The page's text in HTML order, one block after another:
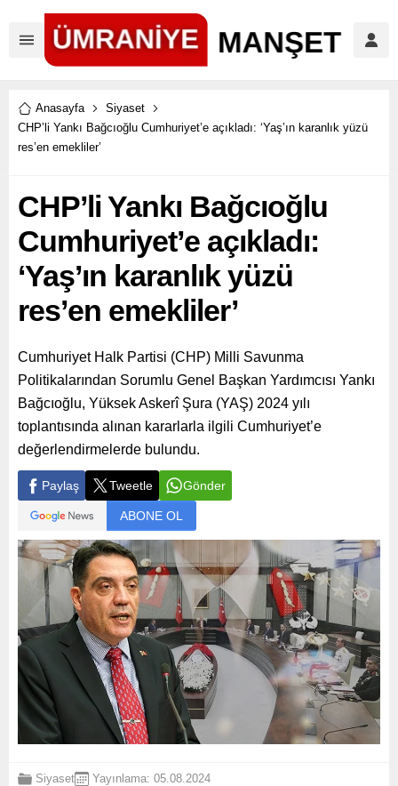
Anasayfa
Siyaset
CHP’li Yankı Bağcıoğlu Cumhuriyet’e açıkladı: ‘Yaş’ın karanlık yüzü
res’en emekliler’
CHP’li Yankı Bağcıoğlu
Cumhuriyet’e açıkladı:
‘Yaş’ın karanlık yüzü
res’en emekliler’
Cumhuriyet Halk Partisi (CHP) Milli Savunma
Politikalarından Sorumlu Genel Başkan Yardımcısı Yankı
Bağcıoğlu, Yüksek Askerî Şura (YAŞ) 2024 yılı
toplantısında alınan kararlarla ilgili Cumhuriyet’e
değerlendirmelerde bulundu.
Paylaş Tweetle Gönder
ABONE OL
Siyaset Yayınlama: 05.08.2024